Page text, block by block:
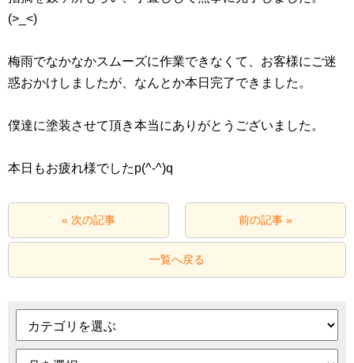
(>_<)
梅雨でなかなかスムーズに作業できなくて、お客様にご迷
惑おかけしましたが、なんとか本日完了できました。
僕達に塗装させて頂き本当にありがとうございました。
本日もお疲れ様でしたp(^-^)q
« 次の記事 前の記事 »
一覧へ戻る